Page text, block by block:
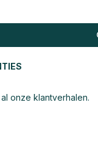
onze klantverhalen.